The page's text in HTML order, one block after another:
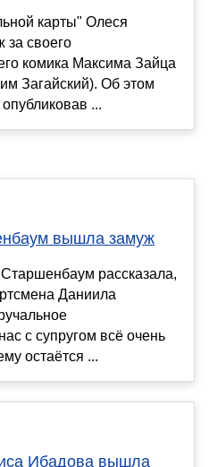
карты" Олеся
своего
комика Максима Зайца
Загайский). Об этом
...
вышла замуж
рассказала,
Даниила
с супругом всё очень
остаётся ...
Ибадова вышла